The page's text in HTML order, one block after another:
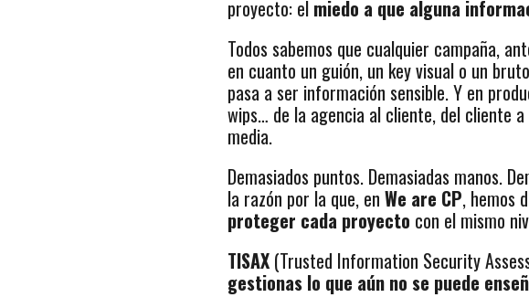
proyecto: el miedo a que alguna
Todos sabemos que cualquier campaña,
en cuanto un guión, un key visual o un
pasa a ser información sensible. Y en
wips… de la agencia al cliente, del cliente
media.
Demasiados puntos. Demasiadas manos.
la razón por la que, en We are CP, hemos
proteger cada proyecto con el mismo
TISAX (Trusted Information Security
gestionas lo que aún no se puede